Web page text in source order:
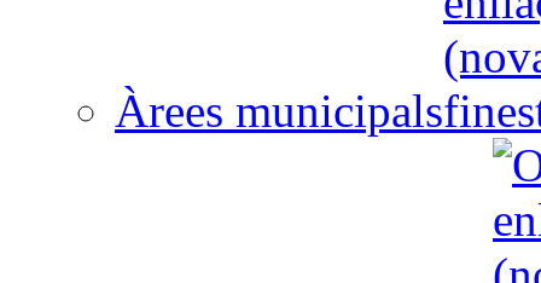
Àrees municipals